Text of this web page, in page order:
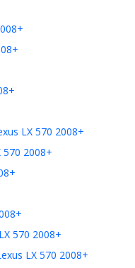
LX 570 2008+
2008+
570 2008+
LX 570 2008+